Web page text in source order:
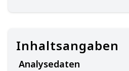
Inhaltsangaben
Analysedaten